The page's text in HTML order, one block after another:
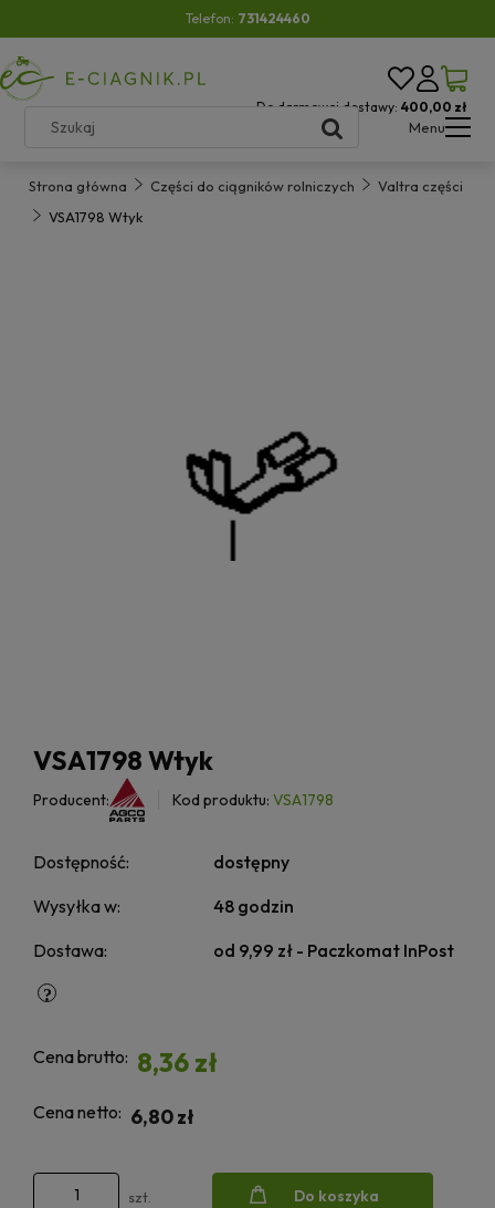
Telefon: 731424460
Do darmowej dostawy: 400,00 zł
Menu
Strona główna Części do ciągników rolniczych
Valtra części
VSA1798 Wtyk
VSA1798 Wtyk
Producent: Kod produktu: VSA1798
Dostępność:
dostępny
Wysyłka w:
48 godzin
Dostawa:
od 9,99 zł - Paczkomat InPost
Cena brutto: 8,36 zł
Cena netto: 6,80 zł
szt. Do koszyka